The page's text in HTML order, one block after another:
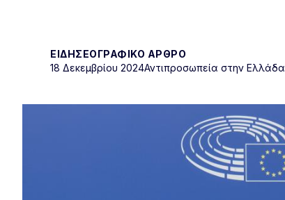
ΕΙΔΗΣΕΟΓΡΑΦΙΚΌ ΆΡΘΡΟ
18 Δεκεμβρίου 2024Αντιπροσωπεία στην Ελλάδα